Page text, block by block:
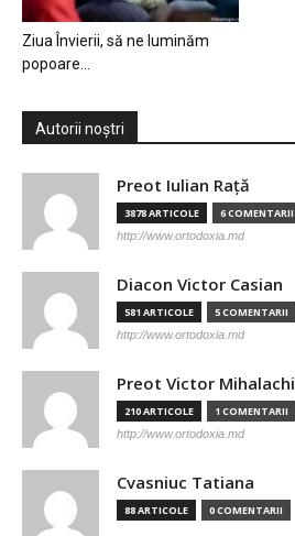
Ziua Învierii, să ne luminăm
popoare…
Autorii noștri
Preot Iulian Raţă
3878 ARTICOLE 6 COMENTARII
http://www.ortodoxia.md
Diacon Victor Casian
581 ARTICOLE 5 COMENTARII
http://www.ortodoxia.md
Preot Victor Mihalachi
210 ARTICOLE 1 COMENTARII
http://www.ortodoxia.md
Cvasniuc Tatiana
88 ARTICOLE 0 COMENTARII